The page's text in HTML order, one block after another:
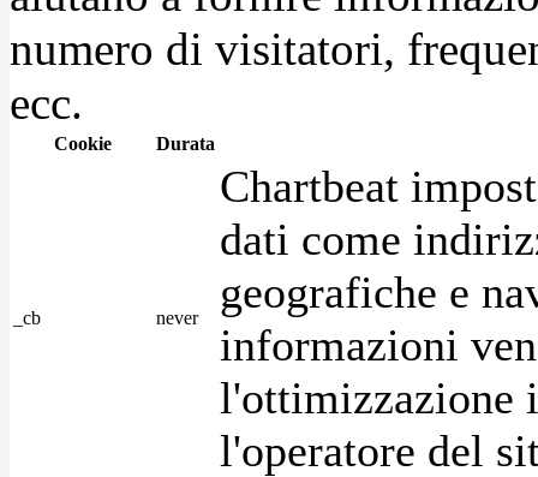
numero di visitatori,
ecc.
Cookie Durata
_cb never
Chartbeat
dati come
geografiche e
informazioni
l'ottimizzazione
l'operatore del